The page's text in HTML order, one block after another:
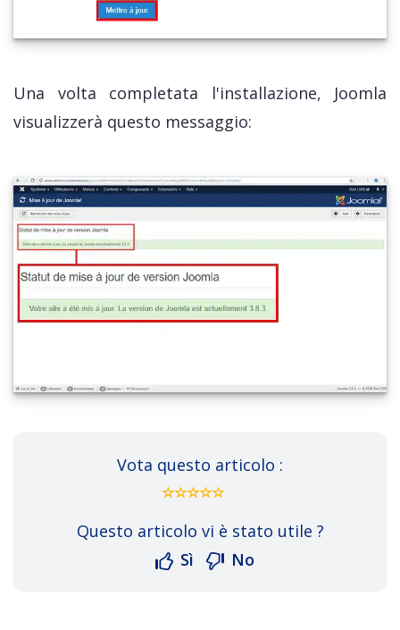
Una volta completata l'installazione, Joomla
visualizzerà questo messaggio:
Vota questo articolo :
Questo articolo vi è stato utile ?
Sì
No